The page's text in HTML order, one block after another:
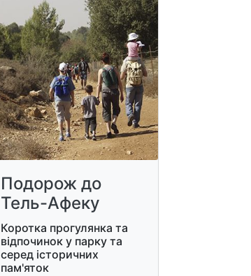
Подорож до
Тель-Афеку
Коротка прогулянка та
відпочинок у парку та
серед історичних
пам'яток